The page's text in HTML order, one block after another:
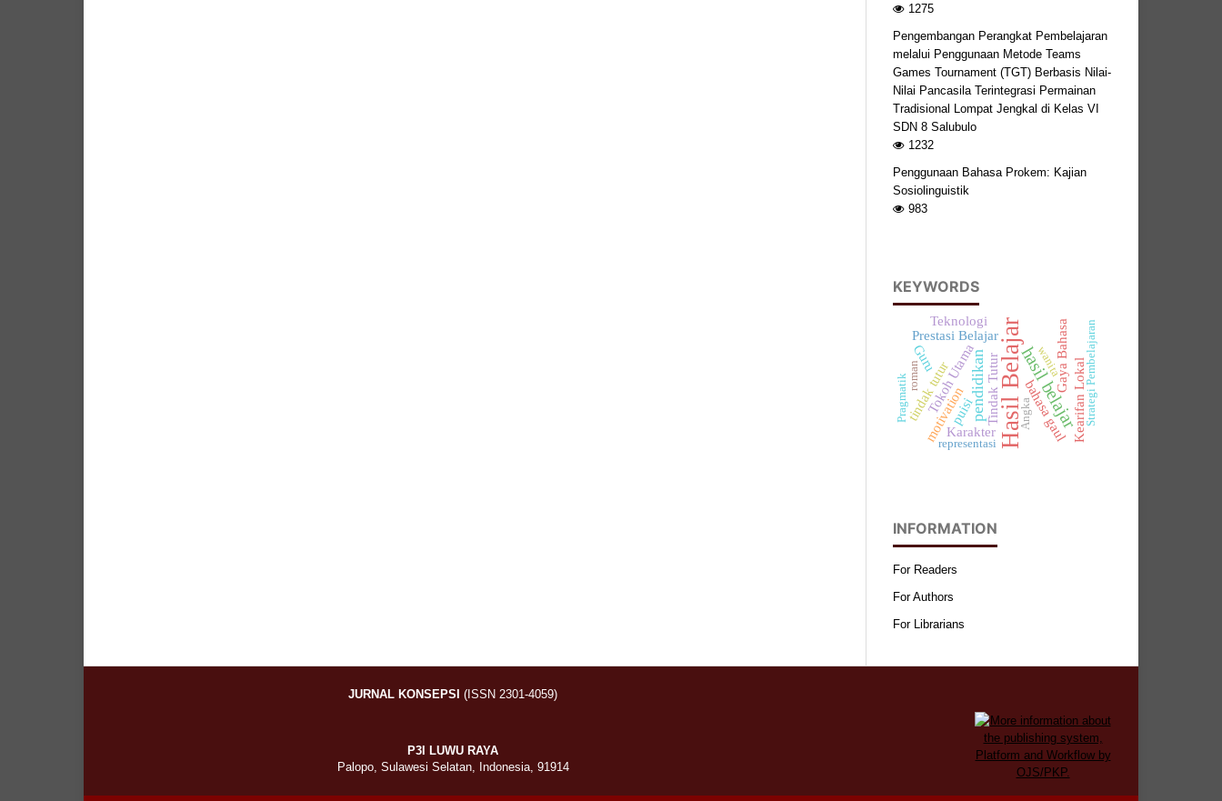
1275
Pengembangan Perangkat Pembelajaran
melalui Penggunaan Metode Teams
Games Tournament (TGT) Berbasis Nilai-
Nilai Pancasila Terintegrasi Permainan
Tradisional Lompat Jengkal di Kelas VI
SDN 8 Salubulo
1232
Penggunaan Bahasa Prokem: Kajian
Sosiolinguistik
983
KEYWORDS
Hasil Belajarhasil belajar
pendidikanTindak Tutur
Prestasi Belajar
Tokoh Utama bahasa gaul
tindak tutur
Karakter
motivation Kearifan Lokal
Gaya Bahasa
puisi
Guru
Teknologi
roman Strategi Pembelajaran
Angka
Pragmatik
wanita
representasi
INFORMATION
For Readers
For Authors
For Librarians
JURNAL KONSEPSI (ISSN 2301-4059)
P3I LUWU RAYA
Palopo, Sulawesi Selatan, Indonesia, 91914